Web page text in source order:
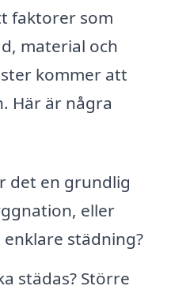
faktorer som
material och
kommer att
Här är några
det en grundlig
eller
städning?
städas? Större